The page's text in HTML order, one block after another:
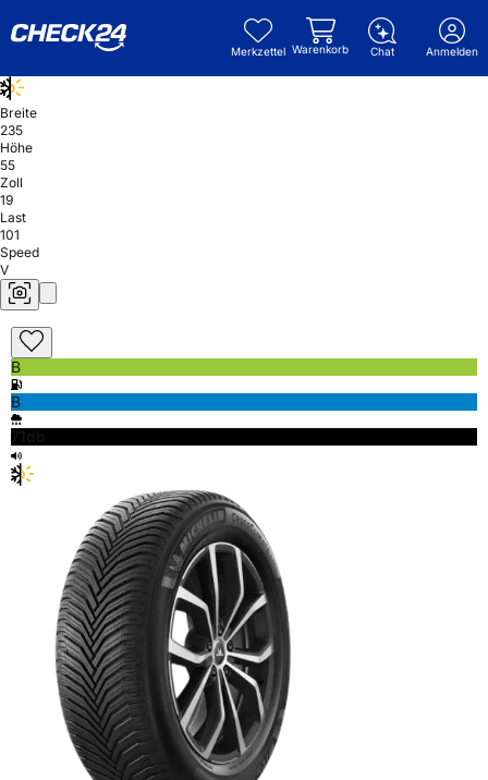
Merkzettel Warenkorb Chat Anmelden
Breite
235
Höhe
55
Zoll
19
Last
101
Speed
V
B
B
71db